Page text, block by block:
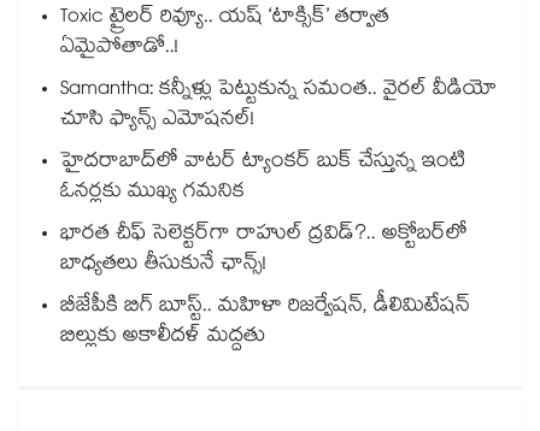
Toxic ట్రైలర్ రివ్యూ.. యష్ ‘టాక్సిక్’ తర్వాత
ఏమైపోతాడో..!
Samantha: కన్నీళ్లు పెట్టుకున్న సమంత.. వైరల్ వీడియో
చూసి ఫ్యాన్స్ ఎమోషనల్!
హైదరాబాద్⁪లో వాటర్ ట్యాంకర్ బుక్ చేస్తున్న ఇంటి
ఓనర్లకు ముఖ్య గమనిక
భారత చీఫ్ సెలెక్టర్⁬గా రాహుల్ ద్రవిడ్?.. అక్టోబర్‌లో
బాధ్యతలు తీసుకునే ఛాన్స్!
బీజేపీకి బిగ్ బూస్ట్.. మహిళా రిజర్వేషన్, డీలిమిటేషన్
బిల్లుకు అకాలీదళ్ మద్దతు